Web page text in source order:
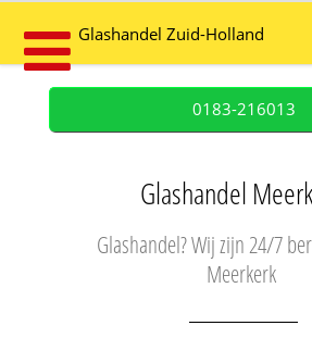
Glashandel Zuid-Holland
0183-216013
Glashandel
Glashandel? Wij zijn 24/7
Meerkerk